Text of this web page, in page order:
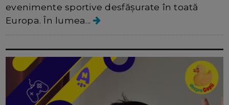
evenimente sportive desfășurate în toată
Europa. În lumea...